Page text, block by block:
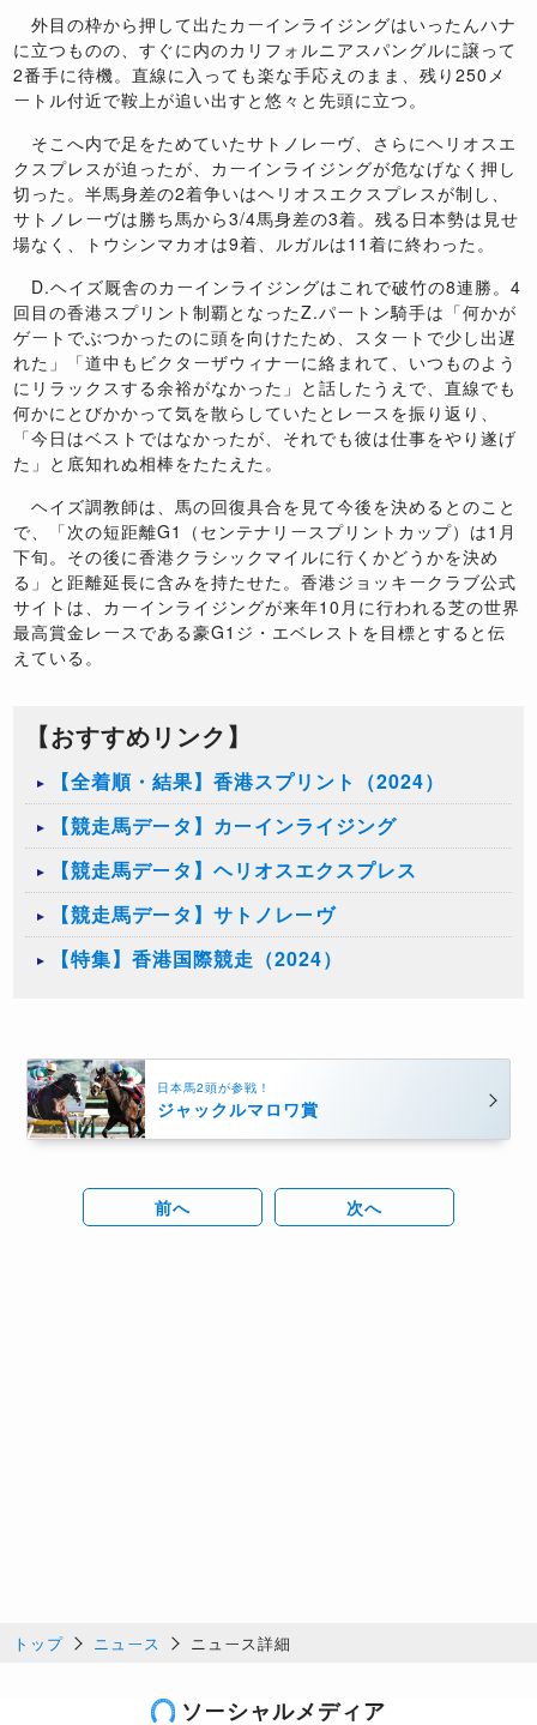
外目の枠から押して出たカーインライジングはいったんハナ
に立つものの、すぐに内のカリフォルニアスパングルに譲って
2番手に待機。直線に入っても楽な手応えのまま、残り250メ
ートル付近で鞍上が追い出すと悠々と先頭に立つ。
そこへ内で足をためていたサトノレーヴ、さらにヘリオスエ
クスプレスが迫ったが、カーインライジングが危なげなく押し
切った。半馬身差の2着争いはヘリオスエクスプレスが制し、
サトノレーヴは勝ち馬から3/4馬身差の3着。残る日本勢は見せ
場なく、トウシンマカオは9着、ルガルは11着に終わった。
D.ヘイズ厩舎のカーインライジングはこれで破竹の8連勝。4
回目の香港スプリント制覇となったZ.パートン騎手は「何かが
ゲートでぶつかったのに頭を向けたため、スタートで少し出遅
れた」「道中もビクターザウィナーに絡まれて、いつものよう
にリラックスする余裕がなかった」と話したうえで、直線でも
何かにとびかかって気を散らしていたとレースを振り返り、
「今日はベストではなかったが、それでも彼は仕事をやり遂げ
た」と底知れぬ相棒をたたえた。
ヘイズ調教師は、馬の回復具合を見て今後を決めるとのこと
で、「次の短距離G1（センテナリースプリントカップ）は1月
下旬。その後に香港クラシックマイルに行くかどうかを決め
る」と距離延長に含みを持たせた。香港ジョッキークラブ公式
サイトは、カーインライジングが来年10月に行われる芝の世界
最高賞金レースである豪G1ジ・エベレストを目標とすると伝
えている。
【おすすめリンク】
【全着順・結果】香港スプリント（2024）
【競走馬データ】カーインライジング
【競走馬データ】ヘリオスエクスプレス
【競走馬データ】サトノレーヴ
【特集】香港国際競走（2024）
日本馬2頭が参戦！
ジャックルマロワ賞
前へ 次へ
トップ ニュース ニュース詳細
ソーシャルメディア